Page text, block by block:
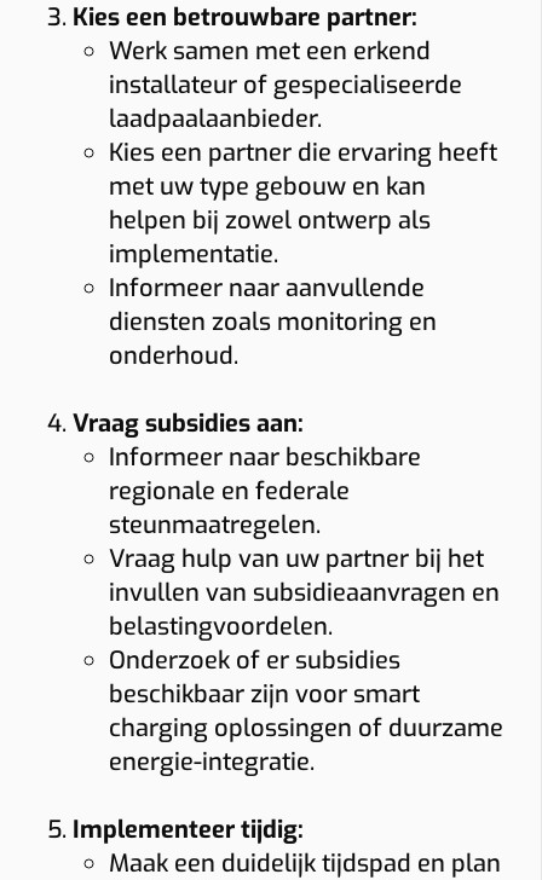
Kies een betrouwbare partner:
Werk samen met een erkend
installateur of gespecialiseerde
laadpaalaanbieder.
Kies een partner die ervaring heeft
met uw type gebouw en kan
helpen bij zowel ontwerp als
implementatie.
Informeer naar aanvullende
diensten zoals monitoring en
onderhoud.
Vraag subsidies aan:
Informeer naar beschikbare
regionale en federale
steunmaatregelen.
Vraag hulp van uw partner bij het
invullen van subsidieaanvragen en
belastingvoordelen.
Onderzoek of er subsidies
beschikbaar zijn voor smart
charging oplossingen of duurzame
energie-integratie.
Implementeer tijdig:
Maak een duidelijk tijdspad en plan